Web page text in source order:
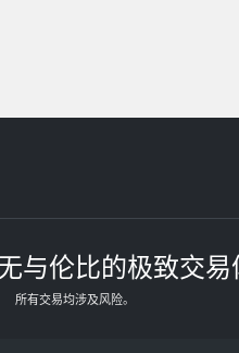
与伦比的极致交易
所有交易均涉及风险。